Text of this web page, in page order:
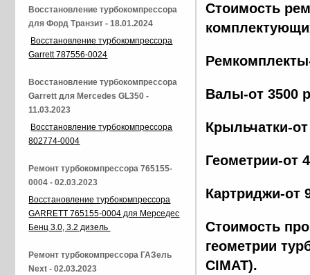
Стоимость
Валы-от 3500
Крыльчатки-
Геометрии-от
Картриджи-от
Стоимость
геометрии
CIMAT).
Восстановление турбокомпрессора
для Форд Транзит - 18.01.2024
Восстановление турбокомпрессора
Garrett 787556-0024
Восстановление турбокомпрессора
Garrett для Mercedes GL350 -
11.03.2023
Восстановление турбокомпрессора
802774-0004
Ремонт турбокомпрессора 765155-
0004 - 02.03.2023
Восстановление турбокомпрессора
GARRETT 765155-0004 для Мерседес
Бенц 3.0, 3.2 дизель
Ремонт турбокомпрессора ГАЗель
Next - 02.03.2023